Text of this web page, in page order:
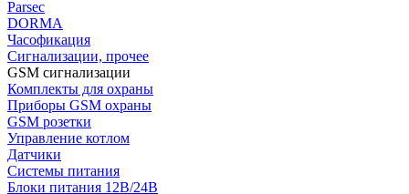
Parsec
DORMA
Часофикация
Сигнализации, прочее
GSM сигнализации
Комплекты для охраны
Приборы GSM охраны
GSM розетки
Управление котлом
Датчики
Системы питания
Блоки питания 12В/24В